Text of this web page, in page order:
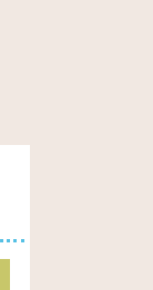
war-lerc'h